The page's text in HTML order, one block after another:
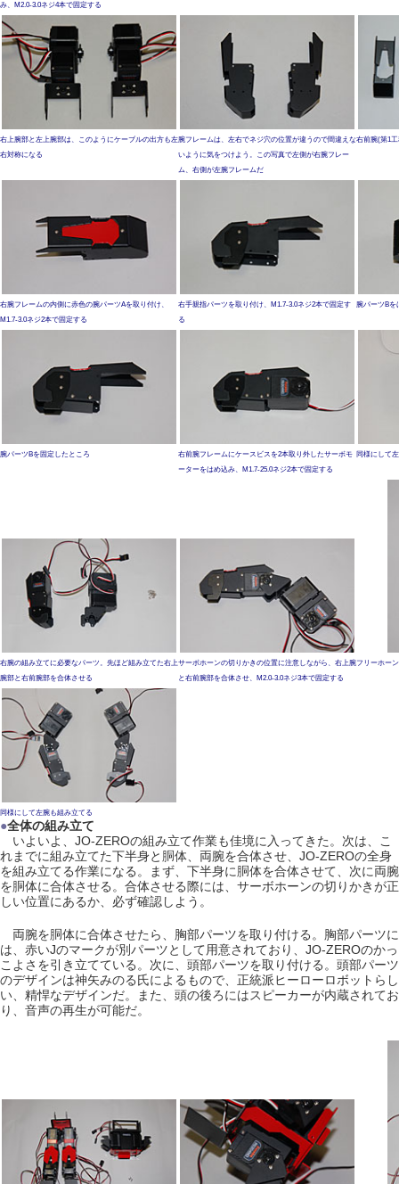
み、M2.0-3.0ネジ4本で固定する
右上腕部と左上腕部は、このようにケーブルの出方も左
右対称になる
腕フレームは、左右でネジ穴の位置が違うので間違えな
いように気をつけよう。この写真で左側が右腕フレー
ム、右側が左腕フレームだ
右前腕(第1
右腕フレームの内側に赤色の腕パーツAを取り付け、
M1.7-3.0ネジ2本で固定する
右手親指パーツを取り付け、M1.7-3.0ネジ2本で固定す
る
腕パーツBを
腕パーツBを固定したところ
右前腕フレームにケースビスを2本取り外したサーボモ
ーターをはめ込み、M1.7-25.0ネジ2本で固定する
同様にして
右腕の組み立てに必要なパーツ。先ほど組み立てた右上
腕部と右前腕部を合体させる
サーボホーンの切りかきの位置に注意しながら、右上腕
と右前腕部を合体させ、M2.0-3.0ネジ3本で固定する
フリーホー
同様にして左腕も組み立てる
●全体の組み立て
いよいよ、JO-ZEROの組み立て作業も佳境に入ってきた。次は、こ
れまでに組み立てた下半身と胴体、両腕を合体させ、JO-ZEROの全身
を組み立てる作業になる。まず、下半身に胴体を合体させて、次に両腕
を胴体に合体させる。合体させる際には、サーボホーンの切りかきが正
しい位置にあるか、必ず確認しよう。
両腕を胴体に合体させたら、胸部パーツを取り付ける。胸部パーツに
は、赤いJのマークが別パーツとして用意されており、JO-ZEROのかっ
こよさを引き立てている。次に、頭部パーツを取り付ける。頭部パーツ
のデザインは神矢みのる氏によるもので、正統派ヒーローロボットらし
い、精悍なデザインだ。また、頭の後ろにはスピーカーが内蔵されてお
り、音声の再生が可能だ。